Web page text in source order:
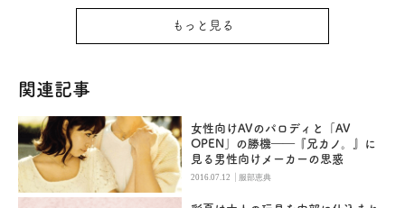
もっと見る
関連記事
女性向けAVのパロディと「AV
OPEN」の勝機――『兄カノ。』に
見る男性向けメーカーの思惑
2016.07.12 | 服部恵典